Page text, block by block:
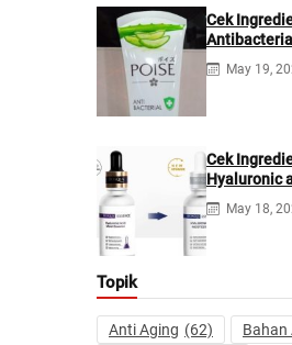
Cek
May 19,
Cek
Hyaluronic
May 18,
Topik
Anti Aging (62) Bahan